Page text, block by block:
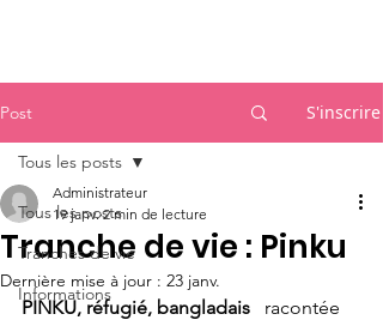
Post S'inscrire
Tous les posts
Tranches de vie
Informations
Tous les posts
Tranche de vie : Pinku
Administrateur
19 janv. 2 min de lecture
Dernière mise à jour : 23 janv.
PINKU, réfugié, bangladais
racontée